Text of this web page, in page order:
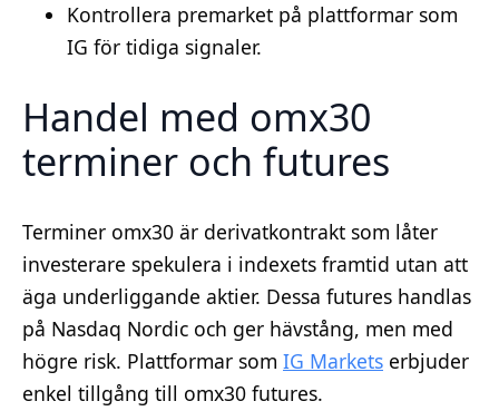
Kontrollera premarket på plattformar som
IG för tidiga signaler.
Handel med omx30
terminer och futures
Terminer omx30 är derivatkontrakt som låter
investerare spekulera i indexets framtid utan att
äga underliggande aktier. Dessa futures handlas
på Nasdaq Nordic och ger hävstång, men med
högre risk. Plattformar som IG Markets erbjuder
enkel tillgång till omx30 futures.